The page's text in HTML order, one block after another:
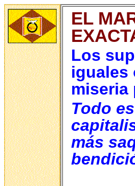
EL
Los
iguales
miseria
Todo
más